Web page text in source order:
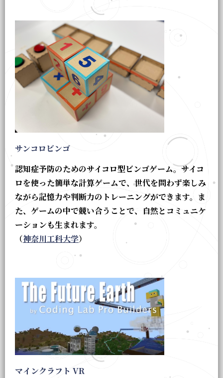
サンコロビンゴ
認知症予防のためのサイコロ型ビンゴゲーム。サイコ
ロを使った簡単な計算ゲームで、世代を問わず楽しみ
ながら記憶力や判断力のトレーニングができます。ま
た、ゲームの中で競い合うことで、自然とコミュニケ
ーションも生まれます。
（神奈川工科大学）
マインクラフト VR